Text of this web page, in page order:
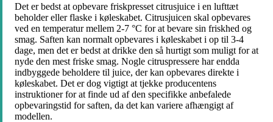
Det er bedst at opbevare friskpresset citrusjuice i en lufttæt
beholder eller flaske i køleskabet. Citrusjuicen skal opbevares
ved en temperatur mellem 2-7 °C for at bevare sin friskhed og
smag. Saften kan normalt opbevares i køleskabet i op til 3-4
dage, men det er bedst at drikke den så hurtigt som muligt for at
nyde den mest friske smag. Nogle citruspressere har endda
indbyggede beholdere til juice, der kan opbevares direkte i
køleskabet. Det er dog vigtigt at tjekke producentens
instruktioner for at finde ud af den specifikke anbefalede
opbevaringstid for saften, da det kan variere afhængigt af
modellen.